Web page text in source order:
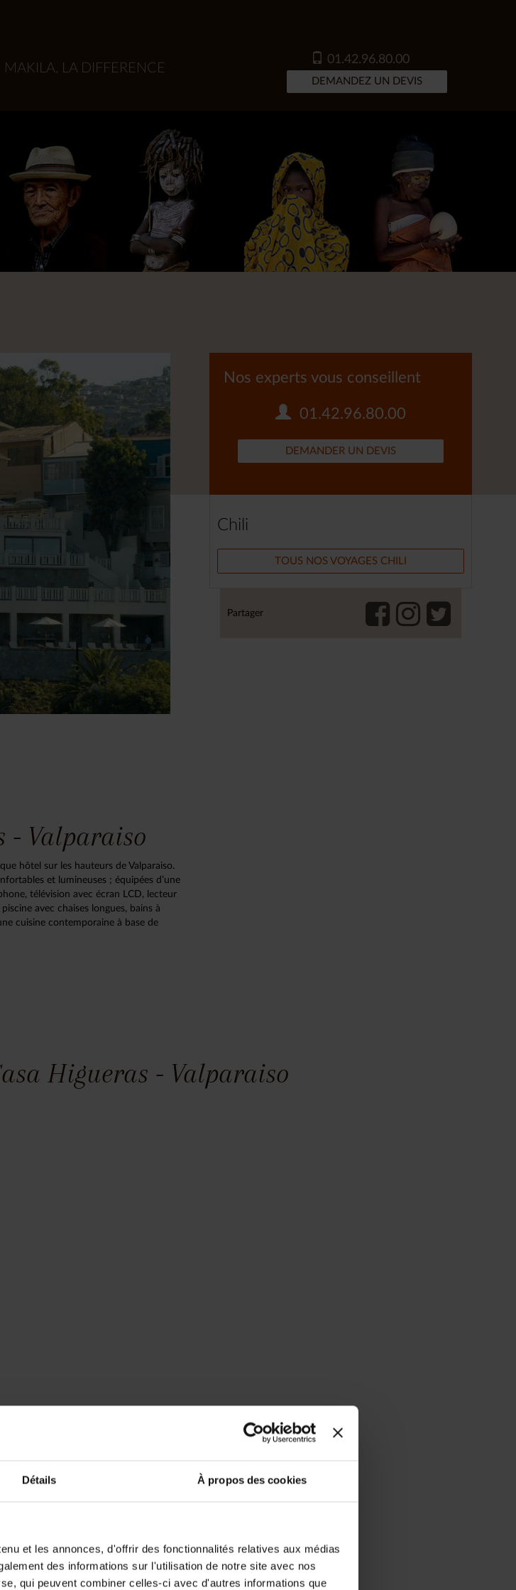
Détails À propos des cookies
et les annonces, d'offrir des fonctionnalités relatives aux médias
des informations sur l'utilisation de notre site avec nos
qui peuvent combiner celles-ci avec d'autres informations que
MAKILA, LA DIFFERENCE
01.42.96.80.00
DEMANDEZ UN DEVIS
- Valparaiso
hôtel sur les hauteurs de Valparaiso.
et lumineuses ; équipées d’une
télévision avec écran LCD, lecteur
avec chaises longues, bains à
cuisine contemporaine à base de
Nos experts vous conseillent
01.42.96.80.00
DEMANDER UN DEVIS
Chili
TOUS NOS VOYAGES CHILI
Partager
Higueras - Valparaiso